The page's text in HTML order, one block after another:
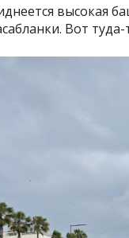
высокая
Вот